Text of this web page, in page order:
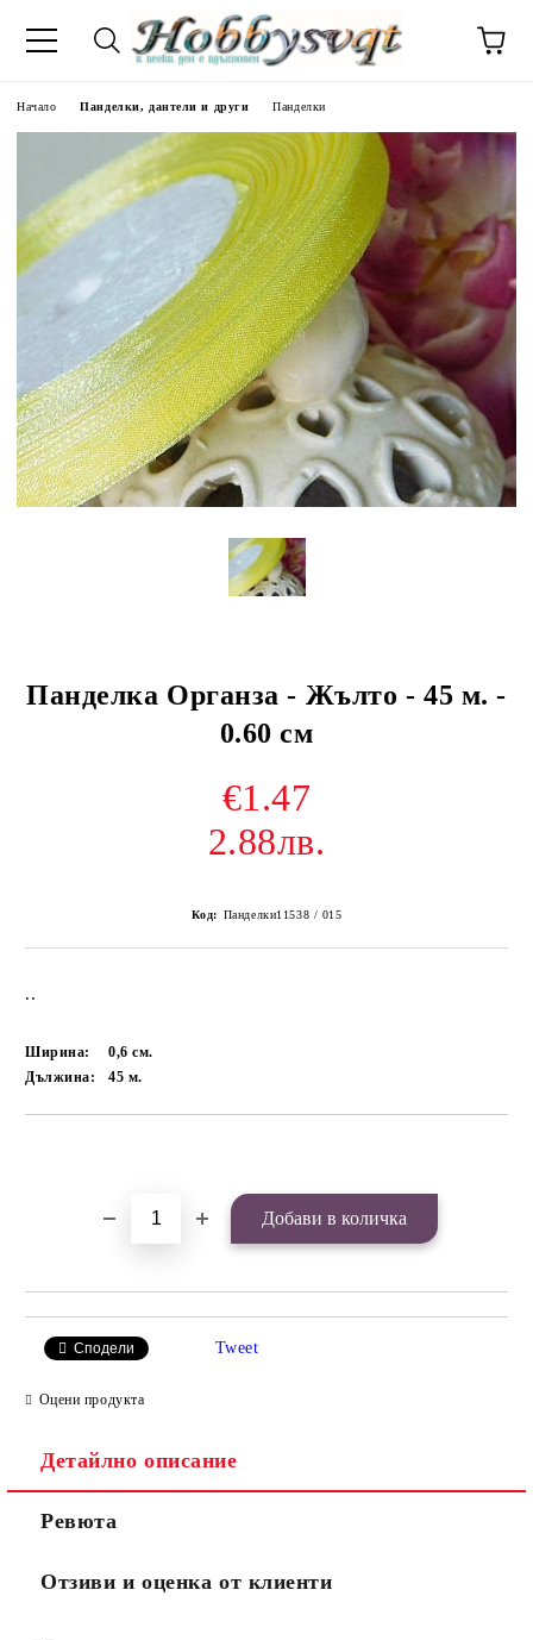
Начало Панделки, дантели и други Панделки
Панделка Органза - Жълто - 45 м. -
0.60 см
€1.47
2.88лв.
Код: Панделки11538 / 015
..
Ширина: 0,6см.
Дължина:
45 м.
Сподели Tweet
Оцени продукта
Детайлно описание
Ревюта
Отзиви и оценка от клиенти